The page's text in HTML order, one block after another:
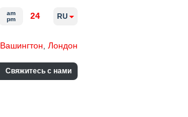
Вашингтон Лондон
Свяжитесь с нами
am
pm
24 RU